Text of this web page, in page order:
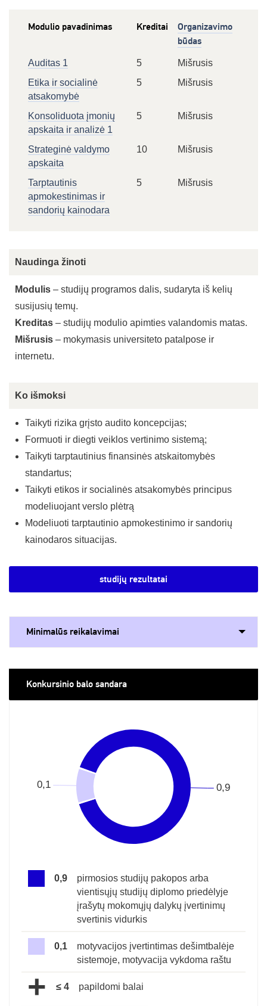
Modulio pavadinimas Kreditai
Organizavimo
būdas
Auditas 1 5
Mišrusis
Etika ir socialinė
atsakomybė
5 Mišrusis
Konsoliduota įmonių
apskaita ir analizė 1
5 Mišrusis
Strateginė valdymo
apskaita
10 Mišrusis
Tarptautinis
apmokestinimas ir
sandorių kainodara
5 Mišrusis
Naudinga žinoti
Modulis – studijų programos dalis, sudaryta iš kelių
susijusių temų.
Kreditas – studijų modulio apimties valandomis matas.
Mišrusis – mokymasis universiteto patalpose ir
internetu.
Ko išmoksi
Taikyti rizika grįsto audito koncepcijas;
Formuoti ir diegti veiklos vertinimo sistemą;
Taikyti tarptautinius finansinės atskaitomybės
standartus;
Taikyti etikos ir socialinės atsakomybės principus
modeliuojant verslo plėtrą
Modeliuoti tarptautinio apmokestinimo ir sandorių
kainodaros situacijas.
studijų rezultatai
Minimalūs reikalavimai
Konkursinio balo sandara
0,9
pirmosios studijų pakopos arba
vientisųjų studijų diplomo priedėlyje
įrašytų mokomųjų dalykų įvertinimų
svertinis vidurkis
0,1
motyvacijos įvertintimas dešimtbalėje
sistemoje, motyvacija vykdoma raštu
+ ≤ 4 papildomi balai